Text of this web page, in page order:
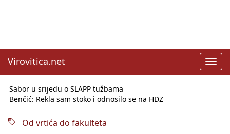
Virovitica.net
Sabor u srijedu o SLAPP tužbama
Benčić: Rekla sam stoko i odnosilo se na HDZ
godineOd vrtića do fakulteta